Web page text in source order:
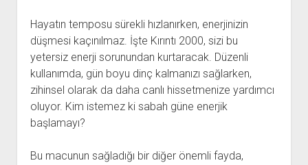
Hayatın temposu sürekli hızlanırken, enerjinizin
düşmesi kaçınılmaz. İşte Kırıntı 2000, sizi bu
yetersiz enerji sorunundan kurtaracak. Düzenli
kullanımda, gün boyu dinç kalmanızı sağlarken,
zihinsel olarak da daha canlı hissetmenize yardımcı
oluyor. Kim istemez ki sabah güne enerjik
başlamayı?
Bu macunun sağladığı bir diğer önemli fayda,